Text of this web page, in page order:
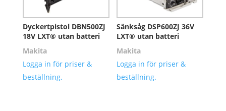
Dyckertpistol DBN500ZJ
18V LXT® utan batteri
Makita
Logga in för priser &
beställning.
Sänksåg DSP600ZJ 36V
LXT® utan batteri
Makita
Logga in för priser &
beställning.